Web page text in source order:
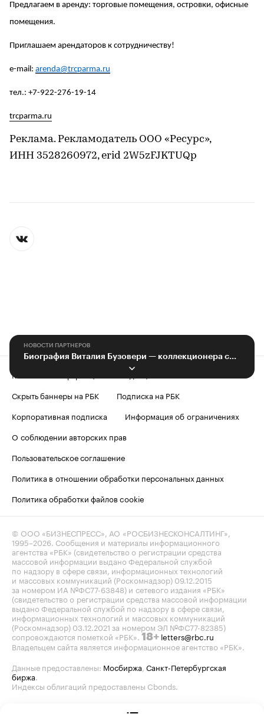
Предлагаем в аренду: торговые помещения, островки, офисные
помещения.
Приглашаем арендаторов к сотрудничеству!
e-mail: arenda@trcparma.ru
тел.: +7-922-276-19-14
trcparma.ru
Реклама. Рекламодатель ООО «Ресурс»,
ИНН 3528260972, erid 2W5zFJKTUQp
НОВОСТИ ПАРТНЕРОВ
Биография Виталия Бузовери — коллекционера советских часов. История часов
Контактная информация
Скрыть баннеры на РБК
Подписка на РБК
Корпоративная подписка
Информация об ограничениях
О соблюдении авторских прав
Пользовательское соглашение
Политика в отношении обработки персональных данных
Политика обработки файлов cookie
© ООО «БИЗНЕСПРЕСС», АО «РОСБИЗНЕСКОНСАЛТИНГ»,
1995–2026. Сообщения и материалы информационного
агентства «РБК» (свидетельство о регистрации средства
массовой информации выдано Федеральной службой
по надзору в сфере связи, информационных технологий
и массовых коммуникаций (Роскомнадзор) 09.12.2015
за номером ИА №ФС77-63848) и сетевого издания «РБК»
(свидетельство о регистрации средства массовой информации
выдано Федеральной службой по надзору в сфере связи,
информационных технологий и массовых коммуникаций
(Роскомнадзор) 03.12.2021 за номером ЭЛ №ФС77-82385)
сопровождаются пометкой «РБК». 18+ letters@rbc.ru
Владельцем сайта является информационное агентство «РБК».
Данные предоставлены: Мосбиржа, Санкт-Петербургская
биржа.
Индексы облигаций предоставлены Cbonds.